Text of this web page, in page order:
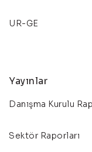
UR-GE
Yayınlar
Danışma Kurulu
Sektör Raporları